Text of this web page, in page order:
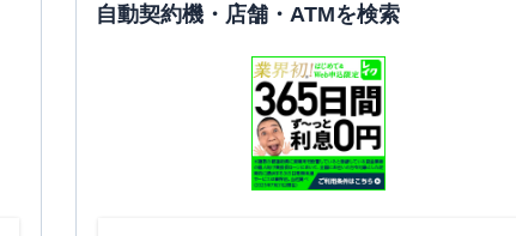
自動契約機・店舗・ATMを検索